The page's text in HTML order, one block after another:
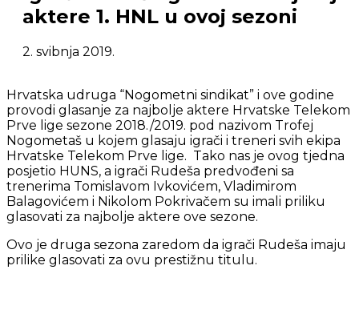
aktere 1. HNL u ovoj sezoni
2. svibnja 2019.
Hrvatska udruga “Nogometni sindikat” i ove godine
provodi glasanje za najbolje aktere Hrvatske Telekom
Prve lige sezone 2018./2019. pod nazivom Trofej
Nogometaš u kojem glasaju igrači i treneri svih ekipa
Hrvatske Telekom Prve lige. Tako nas je ovog tjedna
posjetio HUNS, a igrači Rudeša predvođeni sa
trenerima Tomislavom Ivkovićem, Vladimirom
Balagovićem i Nikolom Pokrivačem su imali priliku
glasovati za najbolje aktere ove sezone.
Ovo je druga sezona zaredom da igrači Rudeša imaju
prilike glasovati za ovu prestižnu titulu.